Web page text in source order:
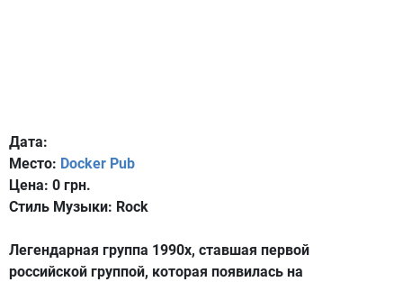
Дата:
Место: Docker Pub
Цена: 0 грн.
Стиль Музыки: Rock
Легендарная группа 1990х, ставшая первой
российской группой, которая появилась на